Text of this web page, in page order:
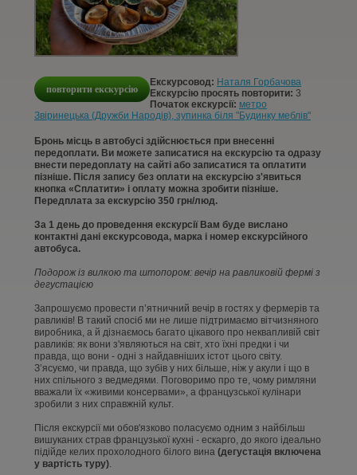
КОНТАКТИ
СТАТТІ
УВІЙТИ
повторити екскурсію
Екскурсовод: Наталя Горбачова
Екскурсію просять повторити: 3
Початок екскурсії: метро
Звіринецька (Дружби Народів), зупинка біля "Будинку меблів"
Бронь місць в автобусі здійснюється при внесенні
передоплати. Ви можете записатися на екскурсію та одразу
внести передоплату на сайті або записатися та оплатити
пізніше. Після запису без оплати на екскурсію з'явиться
кнопка «Сплатити» і оплату можна зробити пізніше.
Передплата за екскурсію 350 грн/люд.
За 1 день до проведення екскурсії Вам буде вислано
контактні дані екскурсовода, марка і номер екскурсійного
автобуса.
Подорож із вилкою та штопором: вечір на равликовій фермі з
дегустацією
Запрошуємо провести п’ятничний вечір в гостях у фермерів та
равликів! В такий спосіб ми не лише підтримаємо вітчизняного
виробника, а й дізнаємось багато цікавого про неквапливій світ
равликів: як вони з'являються на світ, хто їхні предки і чи
правда, що вони - одні з найдавніших істот цього світу.
З’ясуємо, чи правда, що зубів у них більше, ніж у акули і що в
них спільного з ведмедями. Поговоримо про те, чому римляни
вважали їх «живими консервами», а французської кулінари
зробили з них справжній культ.
Після екскурсії ми обов'язково поласуємо одним з найбільш
вишуканих страв французької кухні - ескарго, до якого ідеально
підійде келих прохолодного білого вина (дегустація включена
у вартість туру)